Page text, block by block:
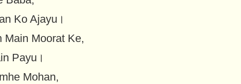
Ko Ajayu।
Main Moorat Ke,
Payu।
Mohan,